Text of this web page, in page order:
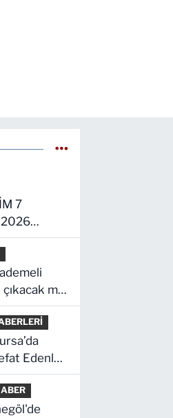
ürünler
mı?
emeklilikte
ne!
Edenler
06 Ağustos